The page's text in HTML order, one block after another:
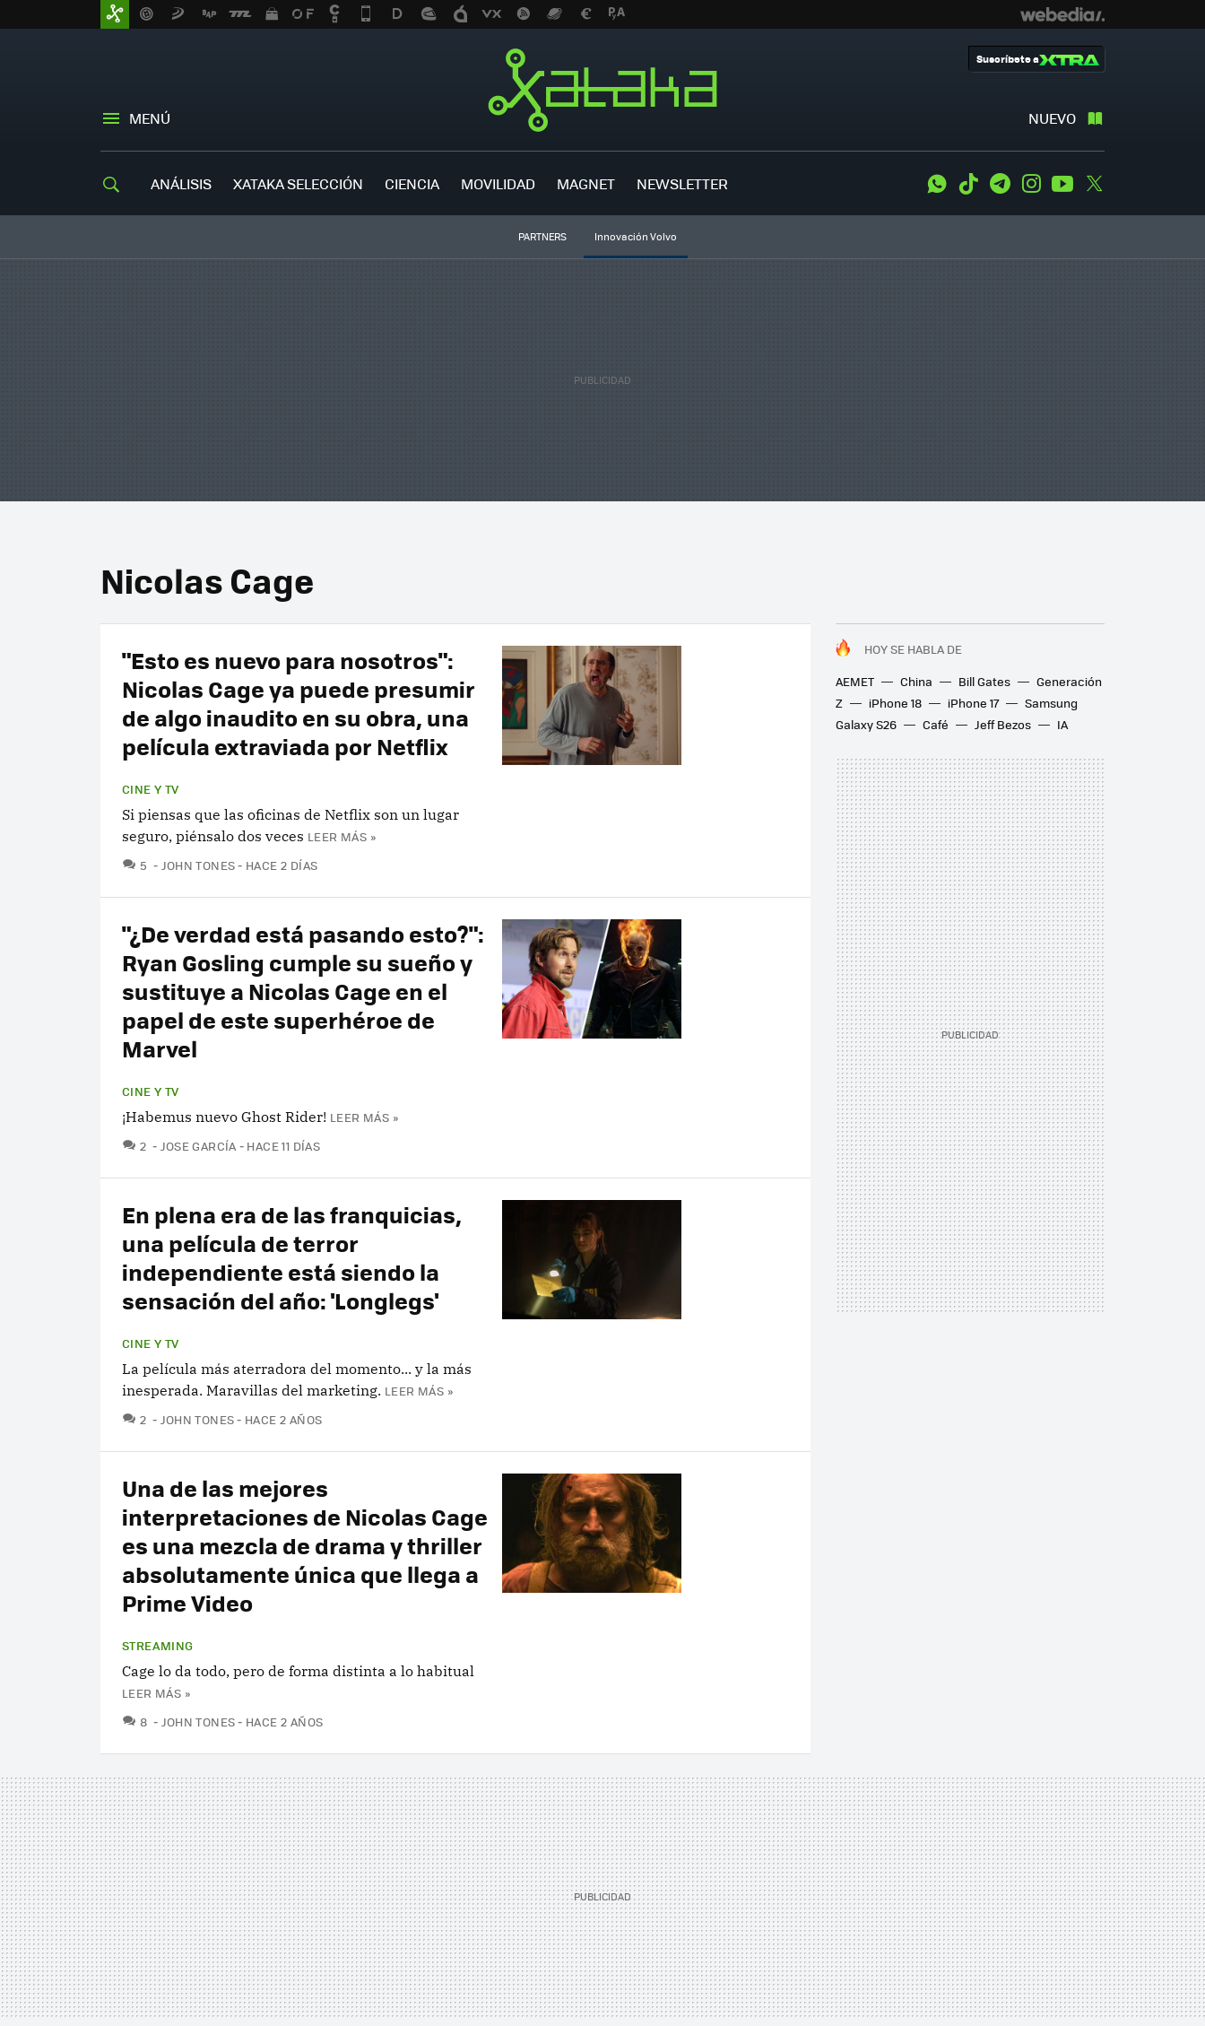
MENÚ NUEVO
Suscríbete a
ANÁLISIS XATAKA SELECCIÓN CIENCIA MOVILIDAD MAGNET NEWSLETTER WhatsApp
Tiktok TelegramInstagramYoutube
PARTNERS Innovación Volvo
Nicolas Cage
HOY SE HABLA DE
AEMET
China Bill Gates
Generación
Z
iPhone 18 iPhone 17
Samsung
Galaxy S26
Café Jeff Bezos IA
"Esto es nuevo para nosotros":
Nicolas Cage ya puede presumir
de algo inaudito en su obra, una
película extraviada por Netflix
CINE Y TV
Si piensas que las oficinas de Netflix son un lugar
seguro, piénsalo dos veces LEER MÁS »
5 COMENTARIOS
JOHN TONES HACE 2 DÍAS
"¿De verdad está pasando esto?":
Ryan Gosling cumple su sueño y
sustituye a Nicolas Cage en el
papel de este superhéroe de
Marvel
CINE Y TV
¡Habemus nuevo Ghost Rider! LEER MÁS »
2 COMENTARIOS
JOSE GARCÍA HACE 11 DÍAS
En plena era de las franquicias,
una película de terror
independiente está siendo la
sensación del año: 'Longlegs'
CINE Y TV
La película más aterradora del momento... y la más
inesperada. Maravillas del marketing. LEER MÁS »
2 COMENTARIOS
JOHN TONES HACE 2 AÑOS
Una de las mejores
interpretaciones de Nicolas Cage
es una mezcla de drama y thriller
absolutamente única que llega a
Prime Video
STREAMING
Cage lo da todo, pero de forma distinta a lo habitual
LEER MÁS »
8 COMENTARIOS
JOHN TONES HACE 2 AÑOS